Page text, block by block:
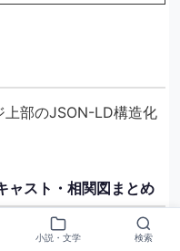
上部のJSON-LD構造化
ャスト・相関図まとめ
小説・文学 検索